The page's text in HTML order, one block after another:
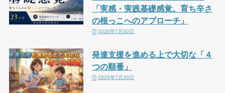
「実感・実践基礎感覚。育ち辛さ
の根っこへのアプローチ」
2026年7月30日
発達支援を進める上で大切な「４
つの順番」
2026年7月30日